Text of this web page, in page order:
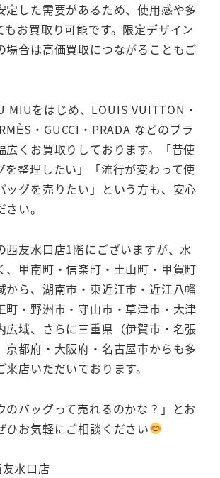
定した需要があるため、使用感や多
もお買取り可能です。限定デザイン
場合は高価買取につながることもご
MIUをはじめ、LOUIS VUITTON・
・GUCCI・PRADA などのブラ
広くお買取りしております。「昔使
を整理したい」「流行が変わって使
ッグを売りたい」という方も、安心
い。
西友水口店1階にございますが、水
、甲南町・信楽町・土山町・甲賀町
から、湖南市・東近江市・近江八幡
町・野洲市・守山市・草津市・大津
広域、さらに三重県（伊賀市・名張
京都府・大阪府・名古屋市からも多
来店いただいております。
のバッグって売れるのかな？」とお
ひお気軽にご相談ください
水口店